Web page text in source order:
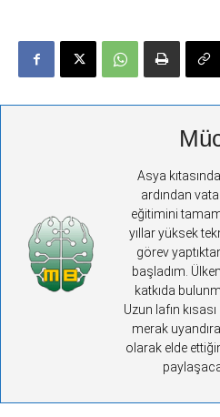
Asya
ardından
eğitimini
yıllar yüksek
görev
başladım.
katkıda
Uzun lafın
merak
olarak elde